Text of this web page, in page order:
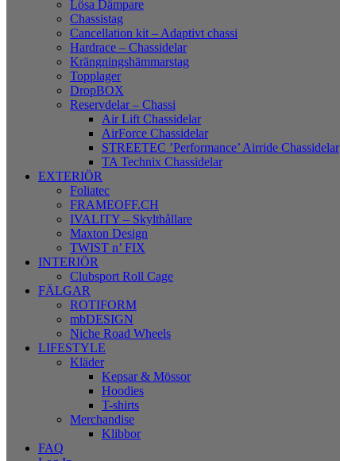
Lösa Dämpare
Chassistag
Cancellation kit – Adaptivt chassi
Hardrace – Chassidelar
Krängningshämmarstag
Topplager
DropBOX
Reservdelar – Chassi
Air Lift Chassidelar
AirForce Chassidelar
STREETEC ’Performance’ Airride Chassidelar
TA Technix Chassidelar
EXTERIÖR
Foliatec
FRAMEOFF.CH
IVALITY – Skylthållare
Maxton Design
TWIST n’ FIX
INTERIÖR
Clubsport Roll Cage
FÄLGAR
ROTIFORM
mbDESIGN
Niche Road Wheels
LIFESTYLE
Kläder
Kepsar & Mössor
Hoodies
T-shirts
Merchandise
Klibbor
FAQ